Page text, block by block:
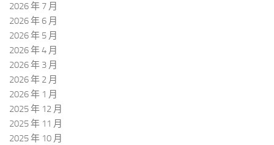
2026 年 7 月
2026 年 6 月
2026 年 5 月
2026 年 4 月
2026 年 3 月
2026 年 2 月
2026 年 1 月
2025 年 12 月
2025 年 11 月
2025 年 10 月